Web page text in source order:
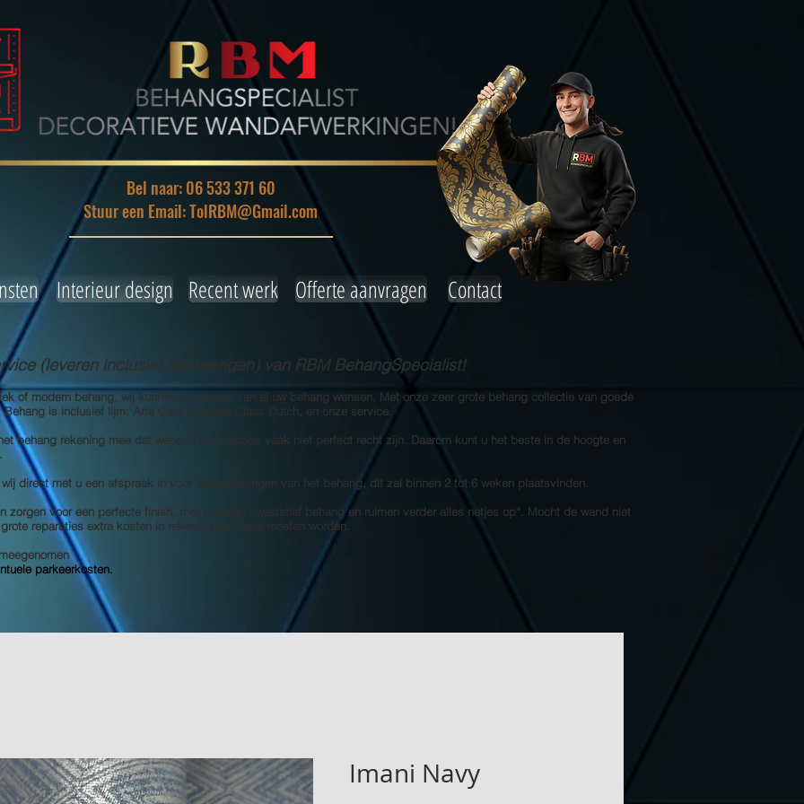
Bel naar: 06 533 371 60
Stuur een Email: TolRBM@Gmail.com
Interieur design Recent werk Offerte aanvragen Contact
(leveren inclusief aanbrengen) van RBM BehangSpecialist!
of modern behang, wij kunnen u voorzien van al uw behang wensen. Met onze zeer grote behang collectie van goede
is inclusief lijm: Arte Clear Pro/First Class Dutch, en onze service.
behang rekening mee dat wanden en plafonds vaak niet perfect recht zijn. Daarom kunt u het beste in de hoogte en
direct met u een afspraak in voor het aanbrengen van het behang, dit zal binnen 2 tot 6 weken plaatsvinden.
zorgen voor een perfecte finish, met prachtig kwalitatief behang en ruimen verder alles netjes op*. Mocht de wand niet
reparaties extra kosten in rekening gebracht moeten worden.
parkeerkosten.
Imani Navy